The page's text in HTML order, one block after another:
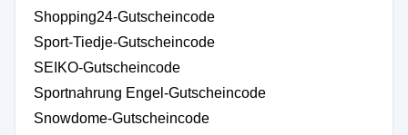
Shopping24-Gutscheincode
Sport-Tiedje-Gutscheincode
SEIKO-Gutscheincode
Sportnahrung Engel-Gutscheincode
Snowdome-Gutscheincode